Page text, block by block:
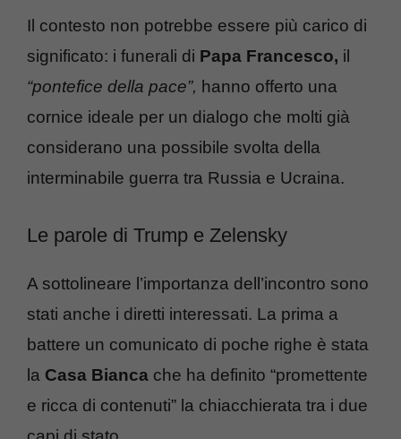
Il contesto non potrebbe essere più carico di
significato: i funerali di Papa Francesco, il
“pontefice della pace”, hanno offerto una
cornice ideale per un dialogo che molti già
considerano una possibile svolta della
interminabile guerra tra Russia e Ucraina.
Le parole di Trump e Zelensky
A sottolineare l’importanza dell’incontro sono
stati anche i diretti interessati. La prima a
battere un comunicato di poche righe è stata
la Casa Bianca che ha definito “promettente
e ricca di contenuti” la chiacchierata tra i due